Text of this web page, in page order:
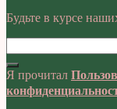
Будьте в курсе
Я прочитал